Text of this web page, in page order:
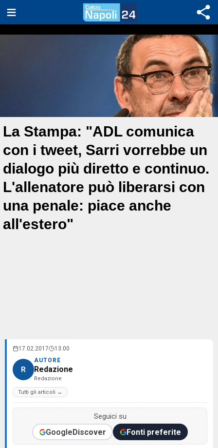
La Stampa: "ADL comunica
con i tweet, Sarri vorrebbe un
dialogo più diretto e continuo.
L'allenatore può liberarsi con
una penale: piace anche
all'estero"
17.02.2017 13:00
R
AUTORE
Redazione
Redazione
Tutti gli articoli →
Seguici su
GoogleDiscover Fonti preferite